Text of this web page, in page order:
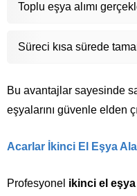
Toplu eşya alımı
Süreci kısa sürede
Bu avantajlar sayesinde
eşyalarını güvenle elden
Acarlar İkinci El Eşya
Profesyonel ikinci el eşya